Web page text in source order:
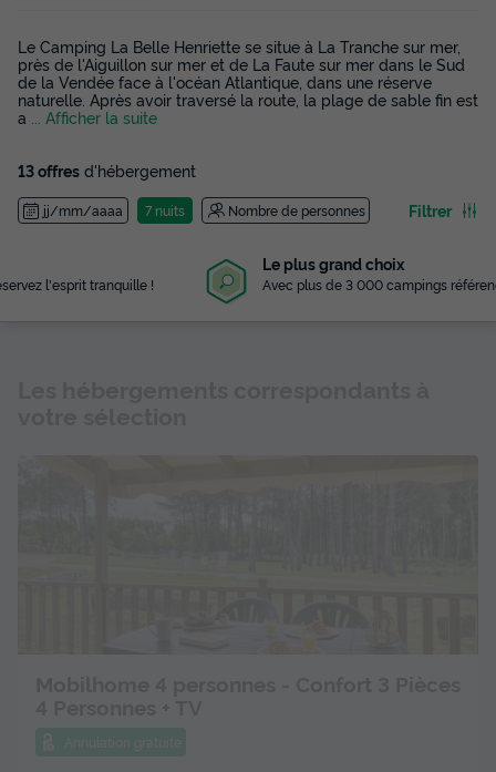
Le Camping La Belle Henriette se situe à La Tranche sur mer,
près de l'Aiguillon sur mer et de La Faute sur mer dans le Sud
de la Vendée face à l'océan Atlantique, dans une réserve
naturelle. Après avoir traversé la route, la plage de sable fin est
a
... Afficher la suite
13 offres d'hébergement
jj/mm/aaaa 7 nuits Nombre de personnes Filtrer
Le plus grand choix
Avec plus de 3 000 campings référencés